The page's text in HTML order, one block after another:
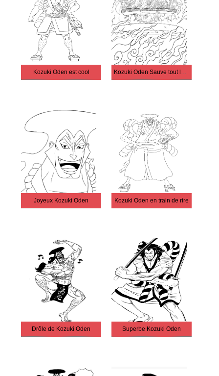
Kozuki Oden est cool Kozuki Oden Sauve tout le monde
Joyeux Kozuki Oden Kozuki Oden en train de rire
Drôle de Kozuki Oden Superbe Kozuki Oden